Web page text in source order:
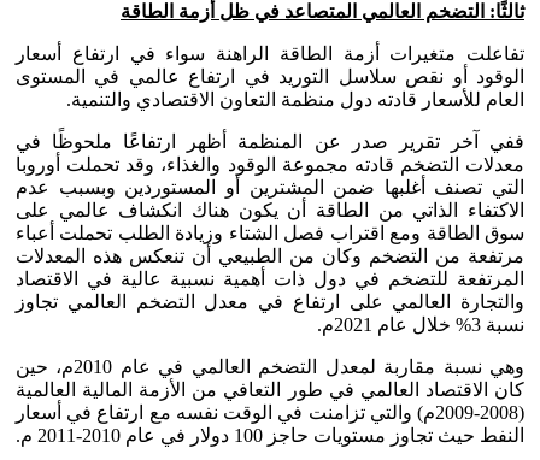
ثالثًا: التضخم العالمي المتصاعد في ظل أزمة الطاقة
تفاعلت متغيرات أزمة الطاقة الراهنة سواء في ارتفاع أسعار
الوقود أو نقص سلاسل التوريد في ارتفاع عالمي في المستوى
العام للأسعار قادته دول منظمة التعاون الاقتصادي والتنمية.
ففي آخر تقرير صدر عن المنظمة أظهر ارتفاعًا ملحوظًا في
معدلات التضخم قادته مجموعة الوقود والغذاء، وقد تحملت أوروبا
التي تصنف أغلبها ضمن المشترين أو المستوردين وبسبب عدم
الاكتفاء الذاتي من الطاقة أن يكون هناك انكشاف عالمي على
سوق الطاقة ومع اقتراب فصل الشتاء وزيادة الطلب تحملت أعباء
مرتفعة من التضخم وكان من الطبيعي أن تنعكس هذه المعدلات
المرتفعة للتضخم في دول ذات أهمية نسبية عالية في الاقتصاد
والتجارة العالمي على ارتفاع في معدل التضخم العالمي تجاوز
نسبة 3% خلال عام 2021م.
وهي نسبة مقاربة لمعدل التضخم العالمي في عام 2010م، حين
كان الاقتصاد العالمي في طور التعافي من الأزمة المالية العالمية
(2008-2009م) والتي تزامنت في الوقت نفسه مع ارتفاع في أسعار
النفط حيث تجاوز مستويات حاجز 100 دولار في عام 2010-2011 م.